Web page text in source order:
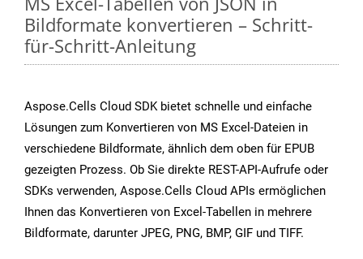
Bildformate konvertieren – Schritt-
für-Schritt-Anleitung
Aspose.Cells Cloud SDK bietet schnelle und einfache
Lösungen zum Konvertieren von MS Excel-Dateien in
verschiedene Bildformate, ähnlich dem oben für EPUB
gezeigten Prozess. Ob Sie direkte REST-API-Aufrufe oder
SDKs verwenden, Aspose.Cells Cloud APIs ermöglichen
Ihnen das Konvertieren von Excel-Tabellen in mehrere
Bildformate, darunter JPEG, PNG, BMP, GIF und TIFF.